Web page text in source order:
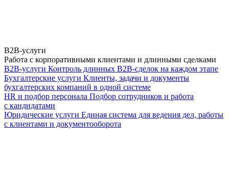
B2B-услуги
Работа с корпоративными клиентами и длинными сделками
B2B-услуги Контроль длинных B2B-сделок на каждом этапе
Бухгалтерские услуги Клиенты, задачи и документы
бухгалтерских компаний в одной системе
HR и подбор персонала Подбор сотрудников и работа
с кандидатами
Юридические услуги Единая система для ведения дел, работы
с клиентами и документооборота